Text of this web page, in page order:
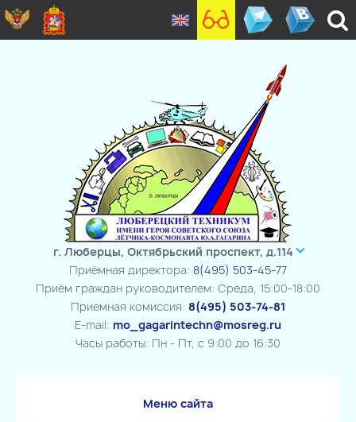
г. Люберцы, Октябрьский проспект, д.114
Приёмная директора: 8(495) 503-45-77
Приём граждан руководителем: Среда, 15:00-18:00
Приемная комиссия: 8(495) 503-74-81
E-mail: mo_gagarintechn@mosreg.ru
Часы работы: Пн - Пт, с 9:00 до 16:30
Меню сайта